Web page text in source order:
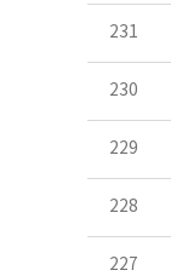
231
230
229
228
227